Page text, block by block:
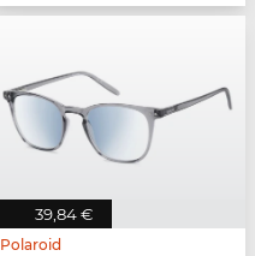
39,84 €
Polaroid